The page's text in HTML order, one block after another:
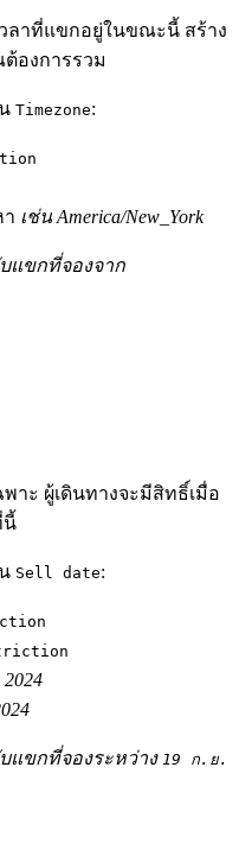
ลาที่แขกอยู่ในขณะนี้ สร้าง
องการรวม
Timezone:
า เช่น America/New_York
แขกที่จองจาก
ะ ผู้เดินทางจะมีสิทธิ์เมื่อ
นี้
Sell date:
แขกที่จองระหว่าง 19 ก.ย.